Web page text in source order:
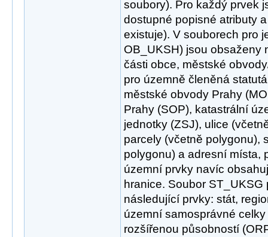
soubory). Pro každý prvek
dostupné popisné atributy
existuje). V souborech pro
OB_UKSH) jsou obsaženy
části obce, městské
pro územně členěná
městské obvody Prahy
Prahy (SOP), katastrální
jednotky (ZSJ), ulice
parcely (včetně polygonu),
polygonu) a adresní místa,
územní prvky navíc
hranice. Soubor
následující prvky: stát,
územní samosprávné
rozšířenou působností